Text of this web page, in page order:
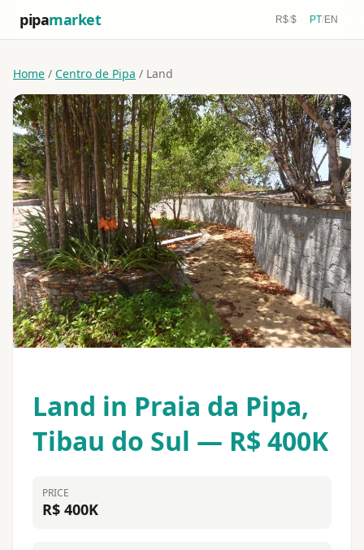
pipamarket R$/$ PT/EN
Home / Centro de Pipa / Land
Land in Praia da Pipa,
Tibau do Sul — R$ 400K
PRICE
R$ 400K